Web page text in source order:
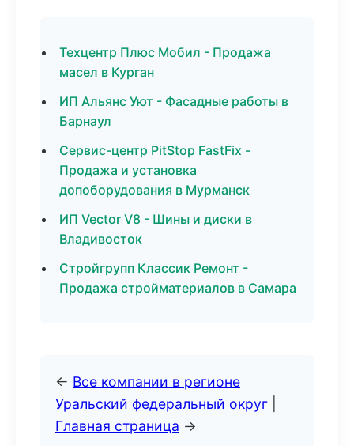
Техцентр Плюс Мобил - Продажа
масел в Курган
ИП Альянс Уют - Фасадные работы в
Барнаул
Сервис-центр PitStop FastFix -
Продажа и установка
допоборудования в Мурманск
ИП Vector V8 - Шины и диски в
Владивосток
Стройгрупп Классик Ремонт -
Продажа стройматериалов в Самара
← Все компании в регионе
Уральский федеральный округ
Главная страница →